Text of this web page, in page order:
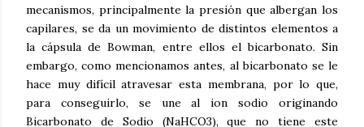
mecanismos, principalmente la presión que albergan los
capilares, se da un movimiento de distintos elementos a
la cápsula de Bowman, entre ellos el bicarbonato. Sin
embargo, como mencionamos antes, al bicarbonato se le
hace muy difícil atravesar esta membrana, por lo que,
para conseguirlo, se une al ion sodio originando
Bicarbonato de Sodio (NaHCO3), que no tiene este